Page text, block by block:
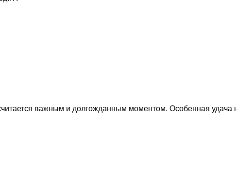
важным и долгожданным моментом. Особенная